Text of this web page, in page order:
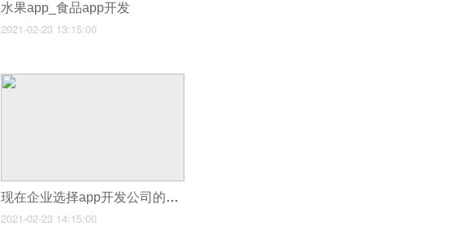
水果app_食品app开发
2021-02-23 13:15:00
现在企业选择app开发公司的标准是什么？
2021-02-23 14:15:00